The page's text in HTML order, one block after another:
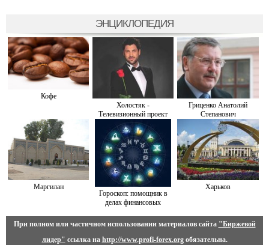
ЭНЦИКЛОПЕДИЯ
Кофе
Холостяк -
Телевизионный проект
Гриценко Анатолий
Степанович
Маргилан
Гороскоп: помощник в
делах финансовых
Харьков
При полном или частичном использовании материалов сайта "Биржевой
лидер" ссылка на http://www.profi-forex.orgобязательна.